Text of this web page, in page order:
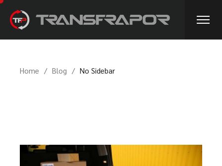
Home Blog No Sidebar